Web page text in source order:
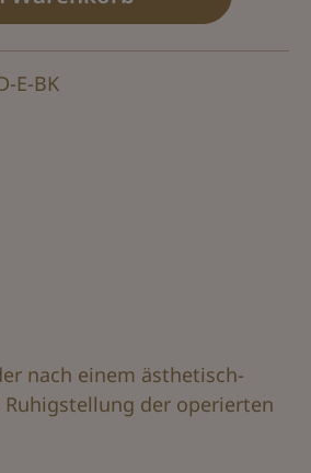
E-BK
nach einem ästhetisch-
der operierten